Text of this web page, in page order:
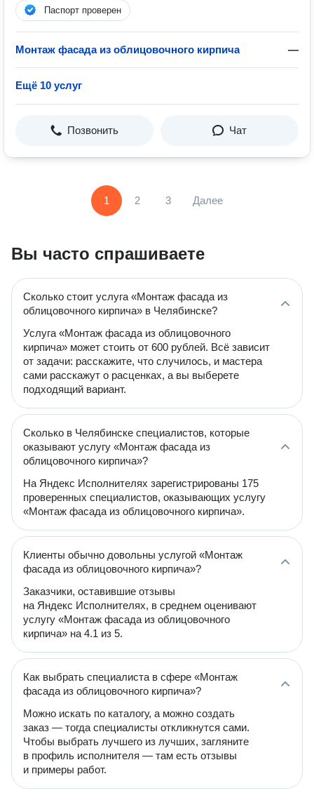
Паспорт проверен
Монтаж фасада из облицовочного кирпича —
Ещё 10 услуг
Позвонить Чат
1 2 3 Далее
Вы часто спрашиваете
Сколько стоит услуга «Монтаж фасада из
облицовочного кирпича» в Челябинске?
Услуга «Монтаж фасада из облицовочного
кирпича» может стоить от 600 рублей. Всё зависит
от задачи: расскажите, что случилось, и мастера
сами расскажут о расценках, а вы выберете
подходящий вариант.
Сколько в Челябинске специалистов, которые
оказывают услугу «Монтаж фасада из
облицовочного кирпича»?
На Яндекс Исполнителях зарегистрированы 175
проверенных специалистов, оказывающих услугу
«Монтаж фасада из облицовочного кирпича».
Клиенты обычно довольны услугой «Монтаж
фасада из облицовочного кирпича»?
Заказчики, оставившие отзывы
на Яндекс Исполнителях, в среднем оценивают
услугу «Монтаж фасада из облицовочного
кирпича» на 4.1 из 5.
Как выбрать специалиста в сфере «Монтаж
фасада из облицовочного кирпича»?
Можно искать по каталогу, а можно создать
заказ — тогда специалисты откликнутся сами.
Чтобы выбрать лучшего из лучших, загляните
в профиль исполнителя — там есть отзывы
и примеры работ.